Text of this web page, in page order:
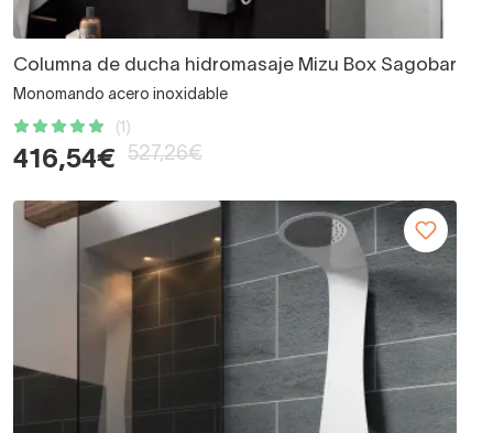
Columna de ducha hidromasaje Mizu Box Sagobar
Monomando acero inoxidable
(1)
416,54€ 527,26€